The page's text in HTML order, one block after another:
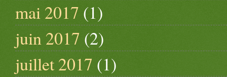
mai 2017 (1)
juin 2017 (2)
juillet 2017 (1)